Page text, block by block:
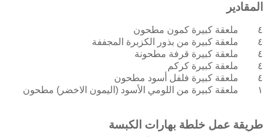
المقادير
٤ ملعقة كبيرة كمون مطحون
٤ ملعقة كبيرة
من بذور الكزبرة المجففة
٤ ملعقة كبيرة
قرفة مطحونة
٤ ملعقة كبيرة
كركم
٤ ملعقة كبيرة
فلفل أسود مطحون
١ ملعقة كبيرة
من اللومي الأسود (اليمون الاخضر) مطحون
طريقة عمل خلطة بهارات الكبسة